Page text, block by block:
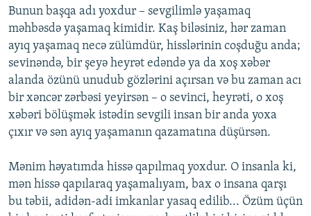
Bunun başqa adı yoxdur – sevgilimlə yaşamaq
məhbəsdə yaşamaq kimidir. Kaş biləsiniz, hər zaman
ayıq yaşamaq necə zülümdür, hisslərinin coşduğu anda;
sevinəndə, bir şeyə heyrət edəndə ya da xoş xəbər
alanda özünü unudub gözlərini açırsan və bu zaman acı
bir xəncər zərbəsi yeyirsən – o sevinci, heyrəti, o xoş
xəbəri bölüşmək istədin sevgili insan bir anda yoxa
çıxır və sən ayıq yaşamanın qazamatına düşürsən.
Mənim həyatımda hissə qapılmaq yoxdur. O insanla ki,
mən hissə qapılaraq yaşamalıyam, bax o insana qarşı
bu təbii, adidən-adi imkanlar yasaq edilib... Özüm üçün